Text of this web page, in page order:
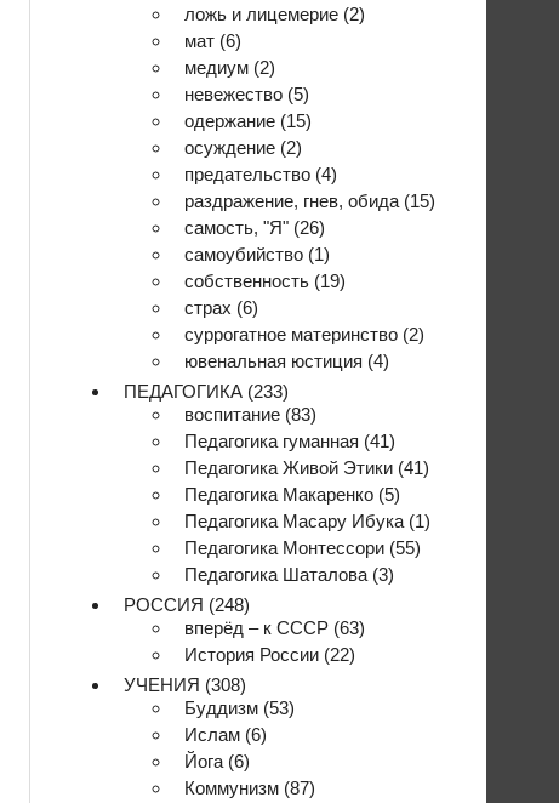
ложь и лицемерие (2)
мат (6)
медиум (2)
невежество (5)
одержание (15)
осуждение (2)
предательство (4)
раздражение, гнев, обида (15)
самость, "Я" (26)
самоубийство (1)
собственность (19)
страх (6)
суррогатное материнство (2)
ювенальная юстиция (4)
ПЕДАГОГИКА (233)
воспитание (83)
Педагогика гуманная (41)
Педагогика Живой Этики (41)
Педагогика Макаренко (5)
Педагогика Масару Ибука (1)
Педагогика Монтессори (55)
Педагогика Шаталова (3)
РОССИЯ (248)
вперёд – к СССР (63)
История России (22)
УЧЕНИЯ (308)
Буддизм (53)
Ислам (6)
Йога (6)
Коммунизм (87)